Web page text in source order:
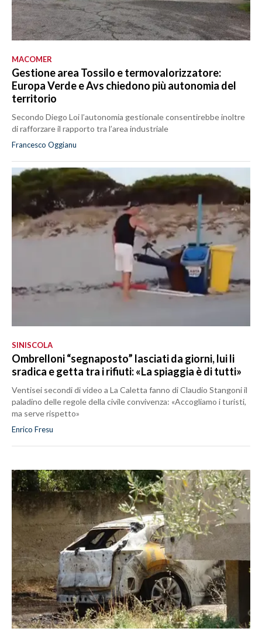
MACOMER
Gestione area Tossilo e termovalorizzatore:
Europa Verde e Avs chiedono più autonomia del
territorio
Secondo Diego Loi l’autonomia gestionale consentirebbe inoltre
di rafforzare il rapporto tra l’area industriale
Francesco Oggianu
SINISCOLA
Ombrelloni “segnaposto” lasciati da giorni, lui li
sradica e getta tra i rifiuti: «La spiaggia è di tutti»
Ventisei secondi di video a La Caletta fanno di Claudio Stangoni il
paladino delle regole della civile convivenza: «Accogliamo i turisti,
ma serve rispetto»
Enrico Fresu